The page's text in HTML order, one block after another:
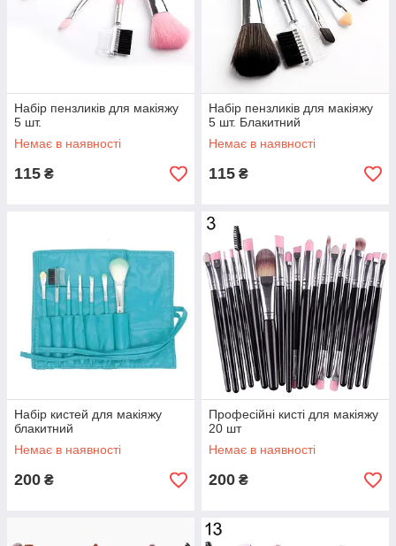
Набір пензликів для макіяжу
5 шт.
Немає в наявності
115 ₴
Набір пензликів для макіяжу
5 шт. Блакитний
Немає в наявності
115 ₴
Набір кистей для макіяжу
блакитний
Немає в наявності
200 ₴
Професійні кисті для макіяжу
20 шт
Немає в наявності
200 ₴